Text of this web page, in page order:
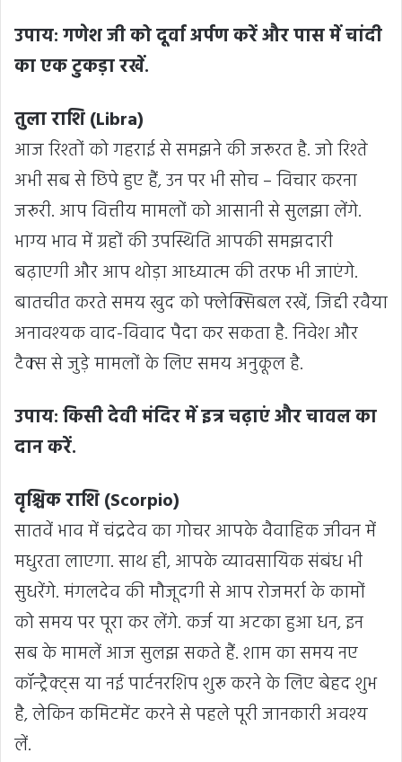
उपाय: गणेश जी को दूर्वा अर्पण करें और पास में चांदी
का एक टुकड़ा रखें.
तुला राशि (Libra)
आज रिश्तों को गहराई से समझने की जरूरत है. जो रिश्ते
अभी सब से छिपे हुए हैं, उन पर भी सोच – विचार करना
जरूरी. आप वित्तीय मामलों को आसानी से सुलझा लेंगे.
भाग्य भाव में ग्रहों की उपस्थिति आपकी समझदारी
बढ़ाएगी और आप थोड़ा आध्यात्म की तरफ भी जाएंगे.
बातचीत करते समय खुद को फ्लेक्सिबल रखें, जिद्दी रवैया
अनावश्यक वाद-विवाद पैदा कर सकता है. निवेश और
टैक्स से जुड़े मामलों के लिए समय अनुकूल है.
उपाय: किसी देवी मंदिर में इत्र चढ़ाएं और चावल का
दान करें.
वृश्चिक राशि (Scorpio)
सातवें भाव में चंद्रदेव का गोचर आपके वैवाहिक जीवन में
मधुरता लाएगा. साथ ही, आपके व्यावसायिक संबंध भी
सुधरेंगे. मंगलदेव की मौजूदगी से आप रोजमर्रा के कामों
को समय पर पूरा कर लेंगे. कर्ज या अटका हुआ धन, इन
सब के मामलें आज सुलझ सकते हैं. शाम का समय नए
कॉन्ट्रैक्ट्स या नई पार्टनरशिप शुरू करने के लिए बेहद शुभ
है, लेकिन कमिटमेंट करने से पहले पूरी जानकारी अवश्य
लें.